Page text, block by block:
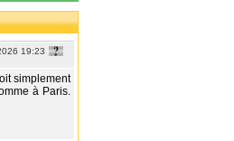
19:23
simplement
à Paris.